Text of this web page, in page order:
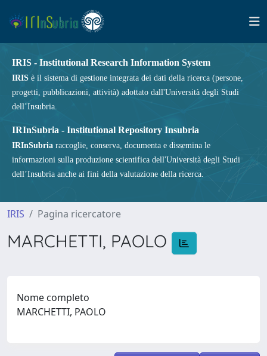
IRIS - Institutional Research Information System
IRIS è il sistema di gestione integrata dei dati della ricerca (persone,
progetti, pubblicazioni, attività) adottato dall'Università degli Studi
dell’Insubria.
IRInSubria - Institutional Repository Insubria
IRInSubria raccoglie, conserva, documenta e dissemina le
informazioni sulla produzione scientifica dell'Università degli Studi
dell’Insubria anche ai fini della valutazione della ricerca.
IRIS Pagina ricercatore
MARCHETTI, PAOLO
Nome completo
MARCHETTI, PAOLO